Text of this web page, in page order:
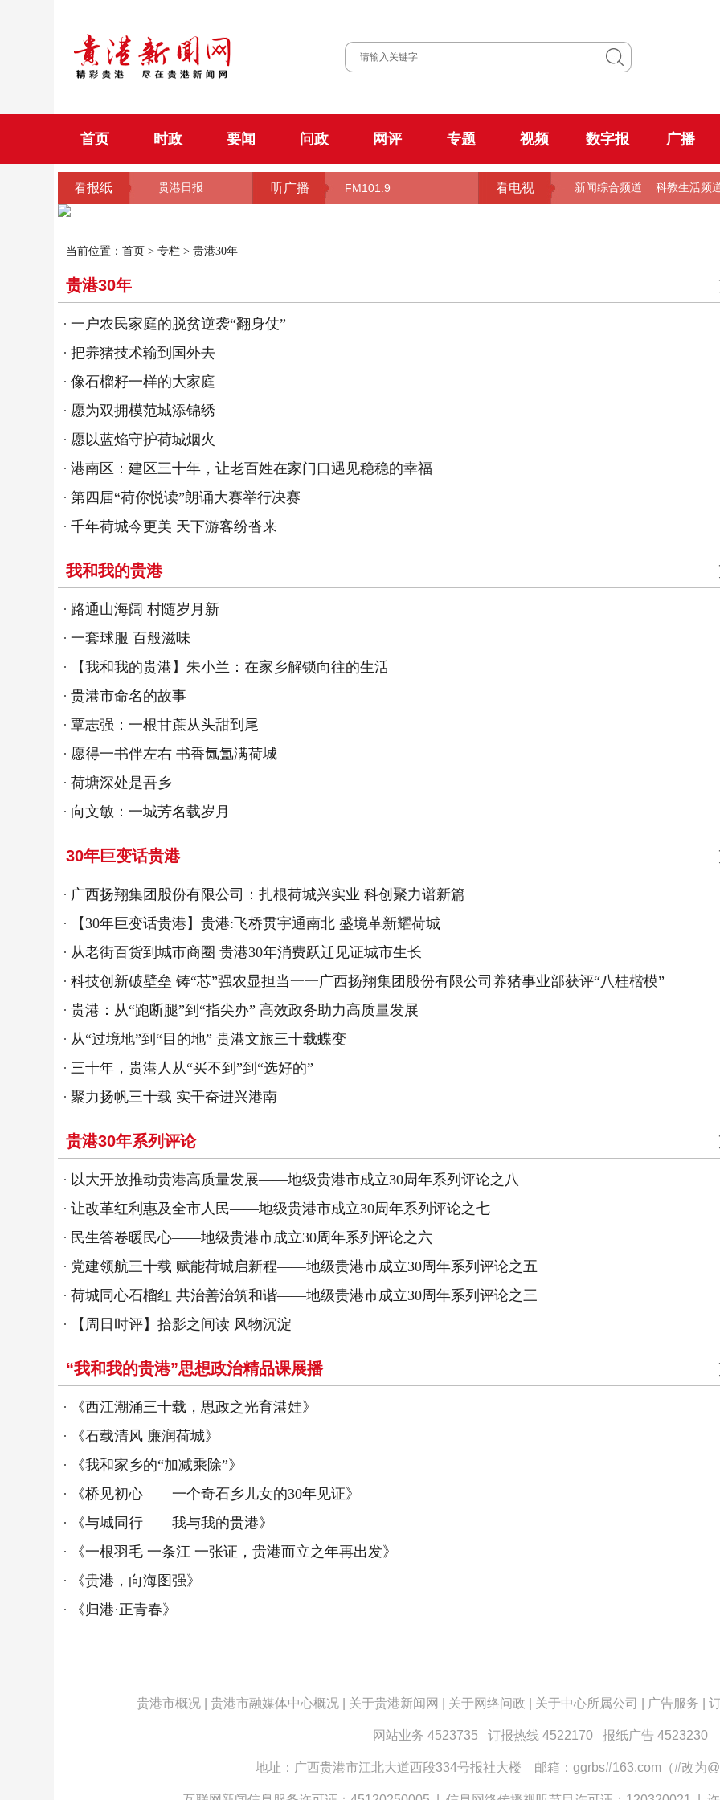
首页 时政 要闻 问政 网评 专题 视频 数字报 广播
看报纸 贵港日报 听广播 FM101.9 看电视 新闻综合频道 科教生活频
当前位置： 首页 > 专栏 > 贵港30年
贵港30年
一户农民家庭的脱贫逆袭“翻身仗”
把养猪技术输到国外去
像石榴籽一样的大家庭
愿为双拥模范城添锦绣
愿以蓝焰守护荷城烟火
港南区：建区三十年，让老百姓在家门口遇见稳稳的幸福
第四届“荷你悦读”朗诵大赛举行决赛
千年荷城今更美 天下游客纷沓来
我和我的贵港
路通山海阔 村随岁月新
一套球服 百般滋味
【我和我的贵港】朱小兰：在家乡解锁向往的生活
贵港市命名的故事
覃志强：一根甘蔗从头甜到尾
愿得一书伴左右 书香氤氲满荷城
荷塘深处是吾乡
向文敏：一城芳名载岁月
30年巨变话贵港
广西扬翔集团股份有限公司：扎根荷城兴实业 科创聚力谱新篇
【30年巨变话贵港】贵港:飞桥贯宇通南北 盛境革新耀荷城
从老街百货到城市商圈 贵港30年消费跃迁见证城市生长
科技创新破壁垒 铸“芯”强农显担当一一广西扬翔集团股份有限公司养猪事业部获评“八桂楷模”
贵港：从“跑断腿”到“指尖办” 高效政务助力高质量发展
从“过境地”到“目的地” 贵港文旅三十载蝶变
三十年，贵港人从“买不到”到“选好的”
聚力扬帆三十载 实干奋进兴港南
贵港30年系列评论
以大开放推动贵港高质量发展——地级贵港市成立30周年系列评论之八
让改革红利惠及全市人民——地级贵港市成立30周年系列评论之七
民生答卷暖民心——地级贵港市成立30周年系列评论之六
党建领航三十载 赋能荷城启新程——地级贵港市成立30周年系列评论之五
荷城同心石榴红 共治善治筑和谐——地级贵港市成立30周年系列评论之三
【周日时评】拾影之间读 风物沉淀
“我和我的贵港”思想政治精品课展播
《西江潮涌三十载，思政之光育港娃》
《石载清风 廉润荷城》
《我和家乡的“加减乘除”》
《桥见初心——一个奇石乡儿女的30年见证》
《与城同行——我与我的贵港》
《一根羽毛 一条江 一张证，贵港而立之年再出发》
《贵港，向海图强》
《归港·正青春》
贵港市概况 贵港市融媒体中心概况 关于贵港新闻网 关于网络问政 关于中心所属公司 广告服务
网站业务 4523735 订报热线 4522170 报纸广告 4523230
地址：广西贵港市江北大道西段334号报社大楼 邮箱：ggrbs#163.com（#改为